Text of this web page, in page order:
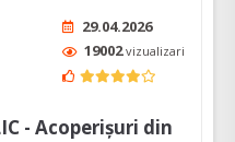
29.04.2026
19002vizualizari
- Acoperișuri din